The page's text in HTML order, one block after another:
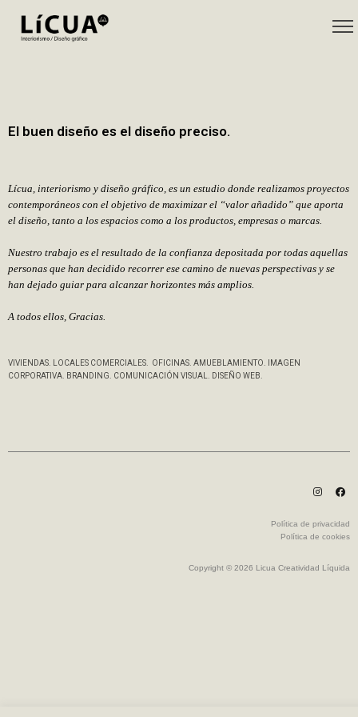
El buen diseño es el diseño preciso.
Lícua, interiorismo y diseño gráfico, es un estudio donde realizamos proyectos
contemporáneos con el objetivo de maximizar el “valor añadido” que aporta
el diseño, tanto a los espacios como a los productos, empresas o marcas.
Nuestro trabajo es el resultado de la confianza depositada por todas aquellas
personas que han decidido recorrer ese camino de nuevas perspectivas y se
han dejado guiar para alcanzar horizontes más amplios.
A todos ellos, Gracias.
VIVIENDAS. LOCALES COMERCIALES.
OFICINAS. AMUEBLAMIENTO. IMAGEN
CORPORATIVA. BRANDING. COMUNICACI ÓN VISUAL. DISEÑ O WEB.
Política de privacidad
Política de cookies
Copyright © 2026 Licua Creatividad Líquida